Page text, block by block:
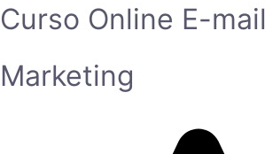
Curso Online E-mail
Marketing